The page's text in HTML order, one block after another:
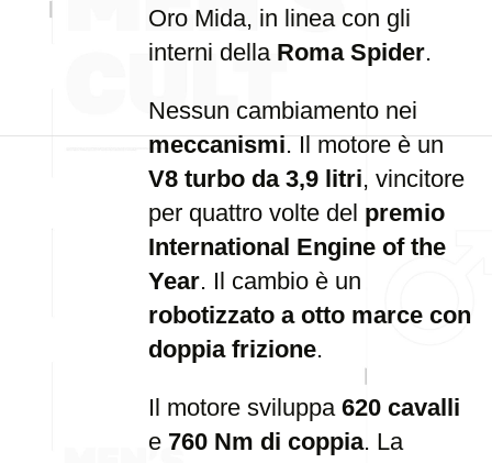
Oro Mida, in linea con gli
interni della Roma Spider.
Nessun cambiamento nei
meccanismi. Il motore è un
V8 turbo da 3,9 litri, vincitore
per quattro volte del premio
International Engine of the
Year. Il cambio è un
robotizzato a otto marce con
doppia frizione.
Il motore sviluppa 620 cavalli
e 760 Nm di coppia. La